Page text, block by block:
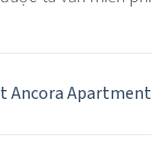
Ancora Apartment